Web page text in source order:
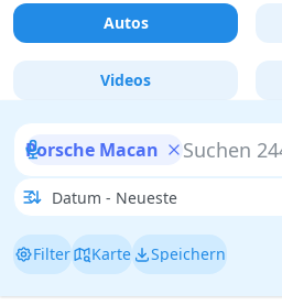
Autos
Videos
Porsche Macan
Filter Karte Speichern